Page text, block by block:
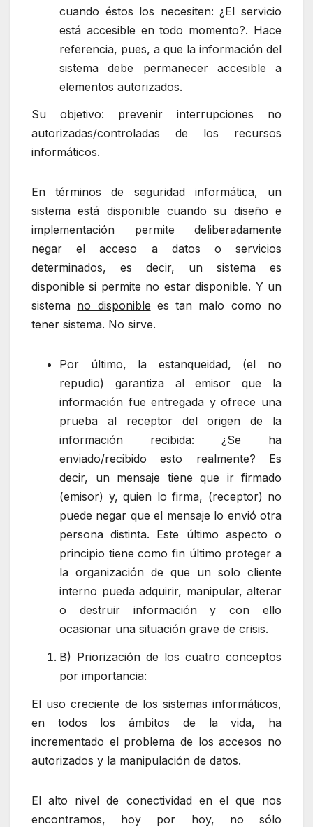
cuando éstos los necesiten: ¿El servicio
está accesible en todo momento?. Hace
referencia, pues, a que la información del
sistema debe permanecer accesible a
elementos autorizados.
Su objetivo: prevenir interrupciones no
autorizadas/controladas de los recursos
informáticos.
En términos de seguridad informática, un
sistema está disponible cuando su diseño e
implementación permite deliberadamente
negar el acceso a datos o servicios
determinados, es decir, un sistema es
disponible si permite no estar disponible. Y un
sistema no disponible es tan malo como no
tener sistema. No sirve.
Por último, la estanqueidad, (el no
repudio) garantiza al emisor que la
información fue entregada y ofrece una
prueba al receptor del origen de la
información recibida: ¿Se ha
enviado/recibido esto realmente? Es
decir, un mensaje tiene que ir firmado
(emisor) y, quien lo firma, (receptor) no
puede negar que el mensaje lo envió otra
persona distinta. Este último aspecto o
principio tiene como fin último proteger a
la organización de que un solo cliente
interno pueda adquirir, manipular, alterar
o destruir información y con ello
ocasionar una situación grave de crisis.
B) Priorización de los cuatro conceptos
por importancia:
El uso creciente de los sistemas informáticos,
en todos los ámbitos de la vida, ha
incrementado el problema de los accesos no
autorizados y la manipulación de datos.
El alto nivel de conectividad en el que nos
encontramos, hoy por hoy, no sólo